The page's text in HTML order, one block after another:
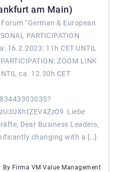
am Main)
“German & European
PARTICIPATION
16.2.2023: 11h CET UNTIL
ZOOM LINK
ca. 12.30h CET
Liebe
Dear Business Leaders,
changing with a […]
By Firma VM Value Management